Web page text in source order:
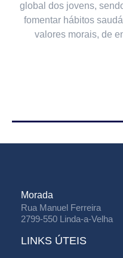
global dos jovens,
fomentar hábitos
valores morais, de
Morada
Rua Manuel Ferreira
2799-550 Linda-a-Velha
LINKS ÚTEIS